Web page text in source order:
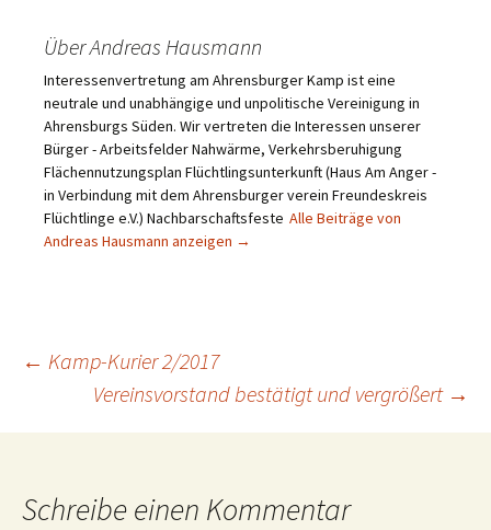
Über Andreas Hausmann
Interessenvertretung am Ahrensburger Kamp ist eine
neutrale und unabhängige und unpolitische Vereinigung in
Ahrensburgs Süden. Wir vertreten die Interessen unserer
Bürger - Arbeitsfelder Nahwärme, Verkehrsberuhigung
Flächennutzungsplan Flüchtlingsunterkunft (Haus Am Anger -
in Verbindung mit dem Ahrensburger verein Freundeskreis
Flüchtlinge e.V.) Nachbarschaftsfeste Alle Beiträge von
Andreas Hausmann anzeigen →
Beitragsnavigation
← Kamp-Kurier 2/2017
Vereinsvorstand bestätigt und vergrößert →
Schreibe einen Kommentar